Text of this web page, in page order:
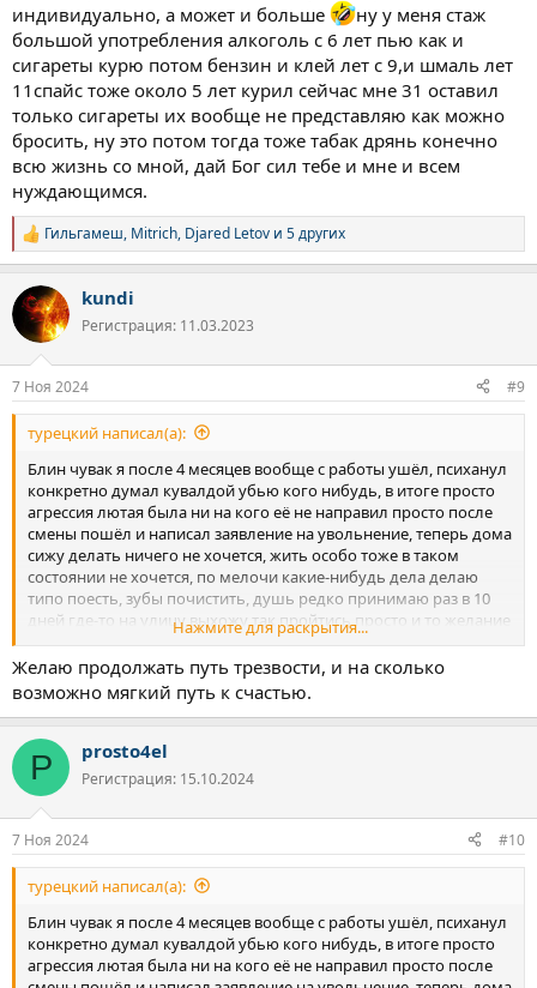
индивидуально, а может и больше
ну у меня стаж
большой употребления алкоголь с 6 лет пью как и
сигареты курю потом бензин и клей лет с 9,и шмаль лет
11спайс тоже около 5 лет курил сейчас мне 31 оставил
только сигареты их вообще не представляю как можно
бросить, ну это потом тогда тоже табак дрянь конечно
всю жизнь со мной, дай Бог сил тебе и мне и всем
нуждающимся.
Р
е
к
ц
и
Гильгамеш, Mitrich, Djared Letov и 5 других
kundi
Регистрация: 11.03.2023
7 Ноя 2024 #9
турецкий написал(а):
Блин чувак я после 4 месяцев вообще с работы ушёл, психанул
конкретно думал кувалдой убью кого нибудь, в итоге просто
агрессия лютая была ни на кого её не направил просто после
смены пошёл и написал заявление на увольнение, теперь дома
сижу делать ничего не хочется, жить особо тоже в таком
состоянии не хочется, по мелочи какие-нибудь дела делаю
типо поесть, зубы почистить, душь редко принимаю раз в 10
дней где-то на улицу выхожу так пройтись просто и то желание
такое себе не очень люди все напригают как будто я им чето
должен в себе запутался конкретно начал ходить к психологу и
на гипнотерапию особо не помогает, пью множество
витаминов грибы мухомор красный и ежовик гребенчатый
молитвы каждый день, ну если легче становиться не будет то
думаю в клинику поехать обследоваться или в рехаб, ну на
крайняк в монастырь может уеду или на войну короче мест
много куда можно поехать от этого дерьма, удачи тебе друг
держись и не срывайся не стоит оно того к чему это привело
лично у меня вообще жить без неё с трудом получается, но Бог
со мной просто сам я виноват теперь встретился с самими
собой каким стал под этим веществом мысли какие-то
сумбурные типо что-то и хочется спорт зал телку машину
новую но потом задумываюсь а смысл мне это всё нужно было
только для того когда я курил и пил а без дудки и синьки как
Нажмите для раскрытия...
Желаю продолжать путь трезвости, и на сколько
возможно мягкий путь к счастью.
P prosto4el
Регистрация: 15.10.2024
7 Ноя 2024 #10
турецкий написал(а):
Блин чувак я после 4 месяцев вообще с работы ушёл, психанул
конкретно думал кувалдой убью кого нибудь, в итоге просто
агрессия лютая была ни на кого её не направил просто после